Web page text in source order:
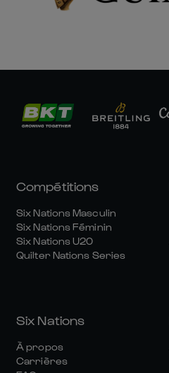
Compétitions
Six Nations Masculin
Six Nations Féminin
Six Nations U20
Quilter Nations Series
Six Nations
À propos
Carrières